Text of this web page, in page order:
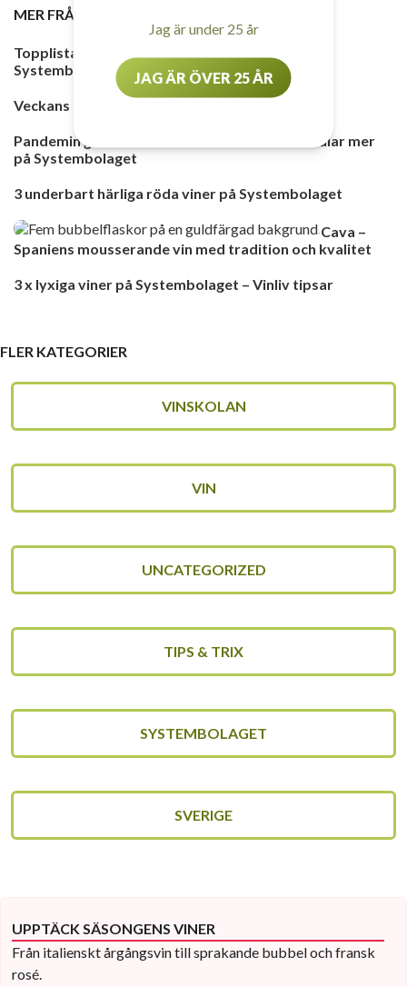
MER FRÅN
Topplista – 3 riktigt prisvärda boxviner på
Systembolaget
Veckans bästa vinnyheter på Systembolaget
Pandemin gör att vi dricker mindre – men handlar mer
på Systembolaget
3 underbart härliga röda viner på Systembolaget
Cava –
Spaniens mousserande vin med tradition och kvalitet
3 x lyxiga viner på Systembolaget – Vinliv tipsar
FLER KATEGORIER
VINSKOLAN
VIN
UNCATEGORIZED
TIPS & TRIX
SYSTEMBOLAGET
SVERIGE
UPPTÄCK SÄSONGENS VINER
Från italienskt årgångsvin till sprakande bubbel och fransk
rosé.
Jag är under 25 år
JAG ÄR ÖVER 25 ÅR